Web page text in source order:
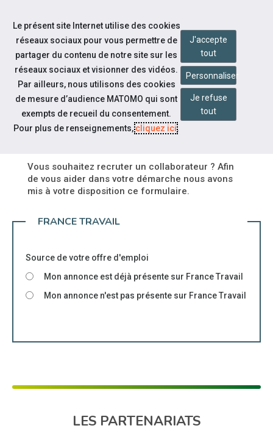
Aller au contenu
Espace employeur
DÉPOSEZ UNE OFFRE
Vous souhaitez recruter un collaborateur ? Afin
de vous aider dans votre démarche nous avons
mis à votre disposition ce formulaire.
FRANCE TRAVAIL
Source de votre offre d'emploi
Mon annonce est déjà présente sur France Travail
Mon annonce n'est pas présente sur France Travail
LES PARTENARIATS
Le présent site Internet utilise des cookies
réseaux sociaux pour vous permettre de
partager du contenu de notre site sur les
réseaux sociaux et visionner des vidéos.
Par ailleurs, nous utilisons des cookies
de mesure d’audience MATOMO qui sont
exempts de recueil du consentement.
Pour plus de renseignements,cliquez ici.
J'accepte
tout
Personnaliser
Je refuse
tout